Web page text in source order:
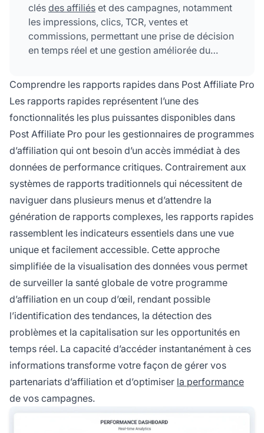
clés des affiliés et des campagnes, notamment
les impressions, clics, TCR, ventes et
commissions, permettant une prise de décision
en temps réel et une gestion améliorée du
Comprendre les rapports rapides dans Post Affiliate Pro
Les rapports rapides représentent l’une des
fonctionnalités les plus puissantes disponibles dans
Post Affiliate Pro pour les gestionnaires de programmes
d’affiliation qui ont besoin d’un accès immédiat à des
données de performance critiques. Contrairement aux
systèmes de rapports traditionnels qui nécessitent de
naviguer dans plusieurs menus et d’attendre la
génération de rapports complexes, les rapports rapides
rassemblent les indicateurs essentiels dans une vue
unique et facilement accessible. Cette approche
simplifiée de la visualisation des données vous permet
de surveiller la santé globale de votre programme
d’affiliation en un coup d’œil, rendant possible
l’identification des tendances, la détection des
problèmes et la capitalisation sur les opportunités en
temps réel. La capacité d’accéder instantanément à ces
informations transforme votre façon de gérer vos
partenariats d’affiliation et d’optimiser la performance
de vos campagnes.